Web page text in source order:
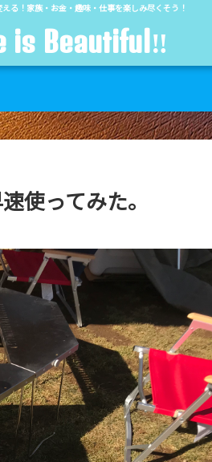
る！家族・お金・趣味・仕事を楽しみ尽くそう！
is Beautiful‼︎
使ってみた。